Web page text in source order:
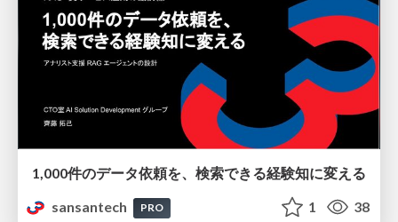
1,000件のデータ依頼を、検索できる経験知に変える
sansantech
PRO 1 38